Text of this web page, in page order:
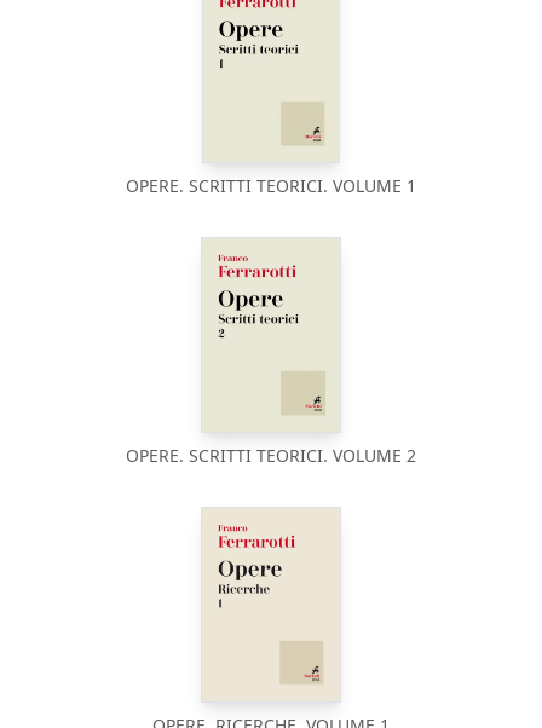
OPERE. SCRITTI TEORICI. VOLUME 1
OPERE. SCRITTI TEORICI. VOLUME 2